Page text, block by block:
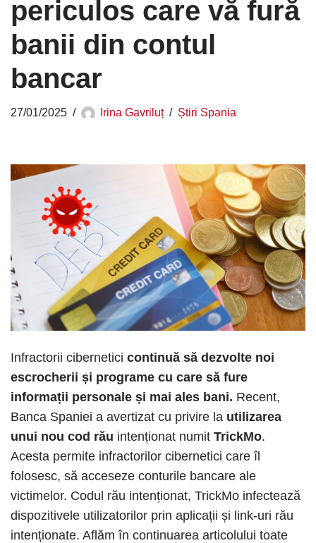
periculos care vă fură
banii din contul
bancar
27/01/2025 Irina Gavriluț Știri Spania
Infractorii cibernetici continuă să dezvolte noi
escrocherii și programe cu care să fure
informații personale și mai ales bani. Recent,
Banca Spaniei a avertizat cu privire la utilizarea
unui nou cod rău intenționat numit TrickMo.
Acesta permite infractorilor cibernetici care îl
folosesc, să acceseze conturile bancare ale
victimelor. Codul rău intenționat, TrickMo infectează
dispozitivele utilizatorilor prin aplicații și link-uri rău
intenționate. Aflăm în continuarea articolului toate